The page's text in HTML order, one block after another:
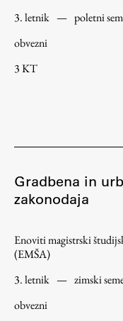
Inštituti
Svetlobni LAB
Seminarji
Seminarske teme
Delavnice
Natečaji
3. letnik — poletni
obvezni
3 KT
Gradbena in
zakonodaja
Enoviti magistrski
(EMŠA)
3. letnik — zimski
obvezni